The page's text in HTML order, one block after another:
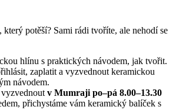
potěší? Sami rádi tvoříte, ale nehodí se
hlínu s praktických návodem, jak tvořit.
zaplatit a vyzvednout keramickou
návodem.
v Mumraji po–pá 8.00–13.30
přichystáme vám keramický balíček s